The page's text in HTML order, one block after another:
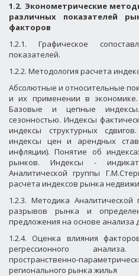
1.2. Эконометрические
различных показателей
факторов
1.2.1. Графическое
показателей.
1.2.2. Методология расчета
Абсолютные и относительные
и их применении в
Базовые и цепные
сезонностью. Индексы
индексы структурных
индексы цен и арендных
инфляции). Понятие об
рынков. Индексы -
Аналитической группы
расчета индексов рынка
1.2.3. Методика
разрывов рынка и
предложения на основе анализа
1.2.4. Оценка влияния
регрессионного
пространственно-
регионального рынка жилья